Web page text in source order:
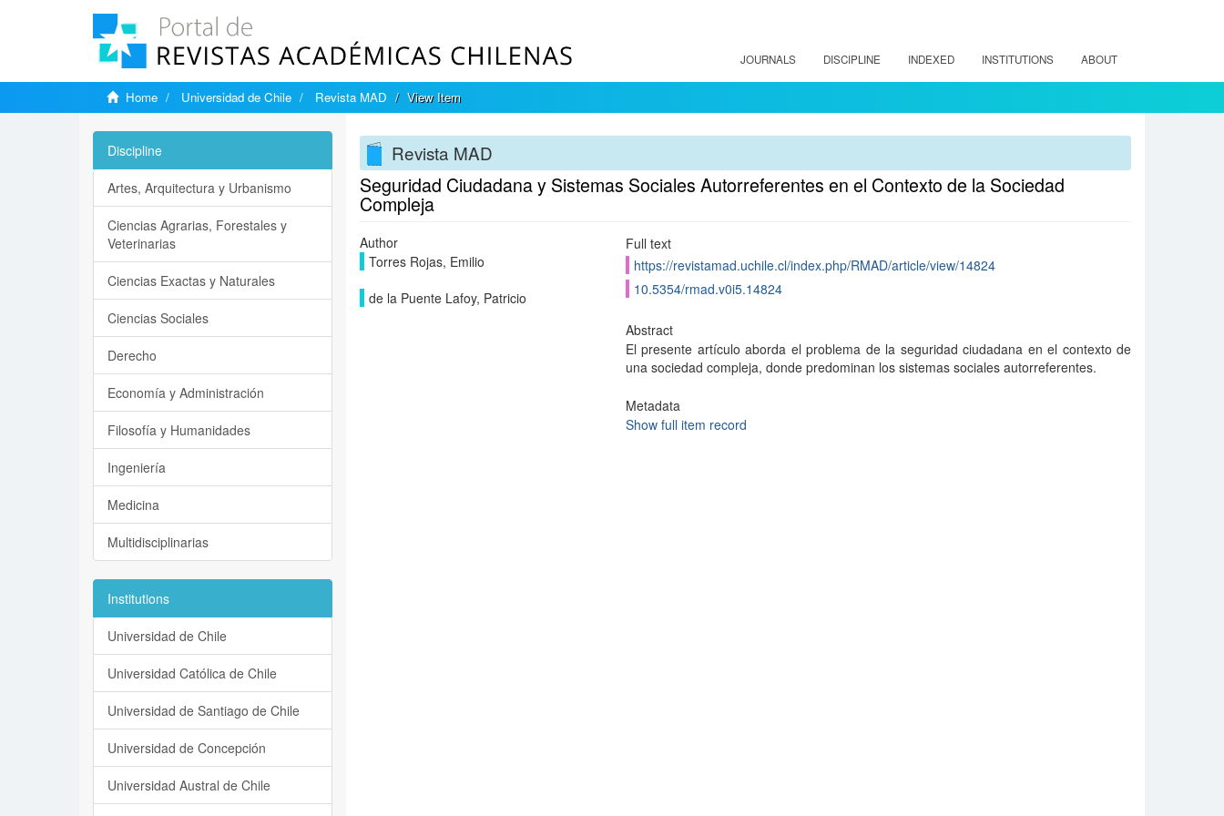
JOURNALS DISCIPLINE INDEXED INSTITUTIONS ABOUT
Home Universidad de Chile Revista MAD View Item
Revista MAD
Seguridad Ciudadana y Sistemas Sociales Autorreferentes en el Contexto de la Sociedad
Compleja
Author
Torres Rojas, Emilio
de la Puente Lafoy, Patricio
Full text
https://revistamad.uchile.cl/index.php/RMAD/article/view/14824
10.5354/rmad.v0i5.14824
Abstract
El presente artículo aborda el problema de la seguridad ciudadana en el contexto de
una sociedad compleja, donde predominan los sistemas sociales autorreferentes.
Metadata
Show full item record
Discipline
Artes, Arquitectura y Urbanismo
Ciencias Agrarias, Forestales y
Veterinarias
Ciencias Exactas y Naturales
Ciencias Sociales
Derecho
Economía y Administración
Filosofía y Humanidades
Ingeniería
Medicina
Multidisciplinarias
Institutions
Universidad de Chile
Universidad Católica de Chile
Universidad de Santiago de Chile
Universidad de Concepción
Universidad Austral de Chile